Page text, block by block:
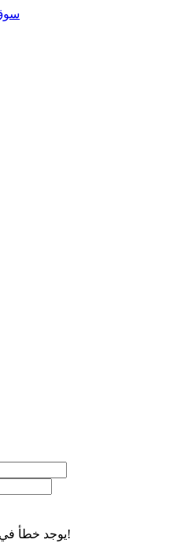
يوجد خطأ في اسم المستخدم أو كلمة المرور!